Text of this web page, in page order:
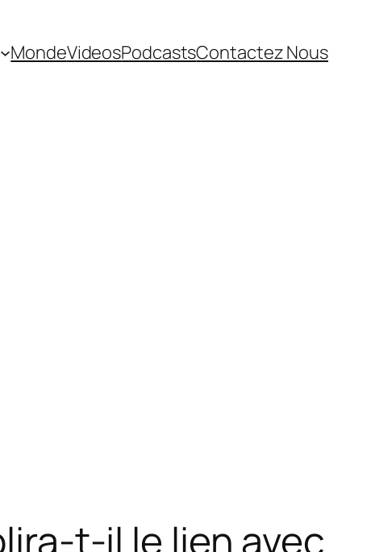
MondeVideosPodcastsContactez Nous
t-il le lien avec